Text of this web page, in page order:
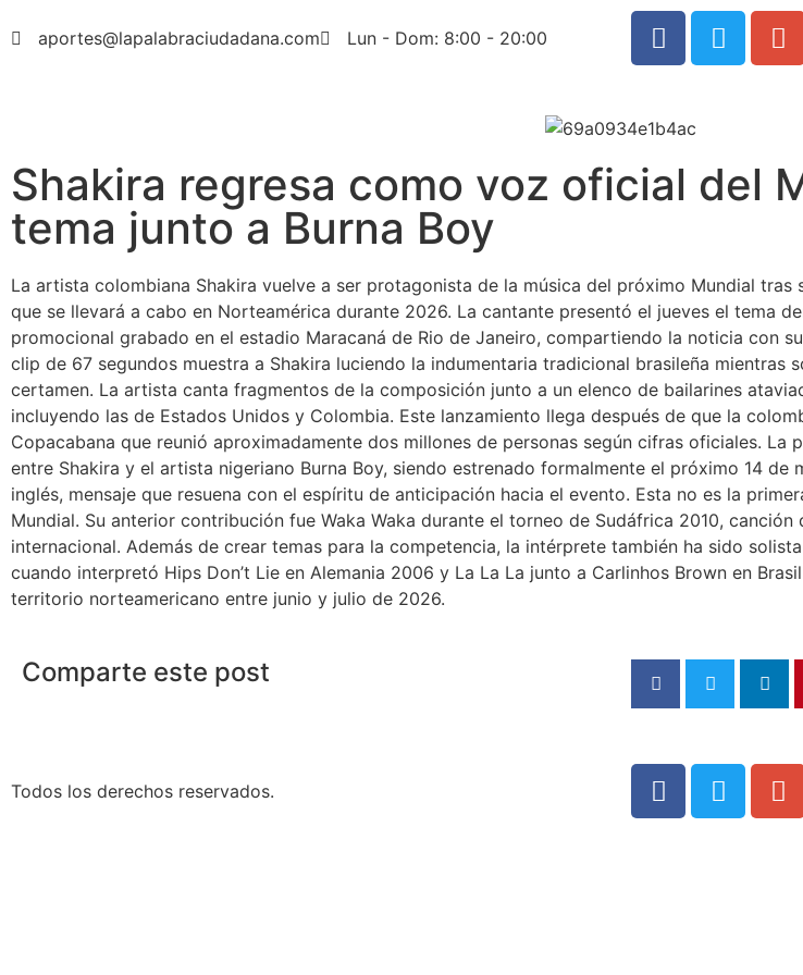
aportes@lapalabraciudadana.com Lun - Dom: 8:00 - 20:00
Shakira regresa como voz oficial del
tema junto a Burna Boy
La artista colombiana Shakira vuelve a ser protagonista de la música del próximo Mundial
que se llevará a cabo en Norteamérica durante 2026. La cantante presentó el jueves el tema
promocional grabado en el estadio Maracaná de Rio de Janeiro, compartiendo la noticia con
clip de 67 segundos muestra a Shakira luciendo la indumentaria tradicional brasileña mientras
certamen. La artista canta fragmentos de la composición junto a un elenco de bailarines
incluyendo las de Estados Unidos y Colombia. Este lanzamiento llega después de que la
Copacabana que reunió aproximadamente dos millones de personas según cifras oficiales.
entre Shakira y el artista nigeriano Burna Boy, siendo estrenado formalmente el próximo 14 de
inglés, mensaje que resuena con el espíritu de anticipación hacia el evento. Esta no es la
Mundial. Su anterior contribución fue Waka Waka durante el torneo de Sudáfrica 2010,
internacional. Además de crear temas para la competencia, la intérprete también ha sido
cuando interpretó Hips Don’t Lie en Alemania 2006 y La La La junto a Carlinhos Brown en
territorio norteamericano entre junio y julio de 2026.
Comparte este post
Todos los derechos reservados.